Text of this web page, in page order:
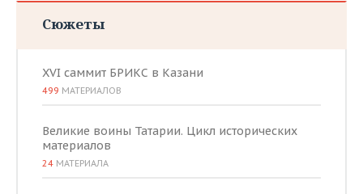
Сюжеты
XVI саммит БРИКС в Казани
499 МАТЕРИАЛОВ
Великие воины Татарии. Цикл исторических
материалов
24 МАТЕРИАЛА